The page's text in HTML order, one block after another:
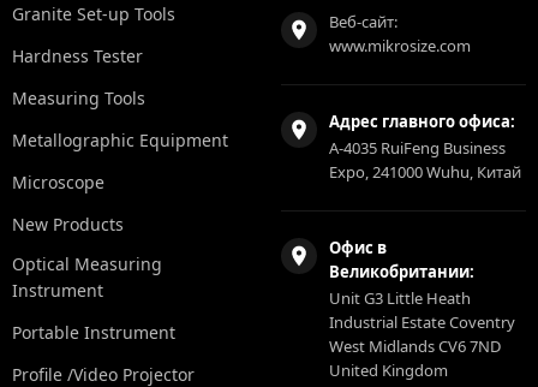
Granite Set-up Tools
Hardness Tester
Measuring Tools
Metallographic Equipment
Microscope
New Products
Optical Measuring
Instrument
Portable Instrument
Profile /Video Projector
Веб-сайт:
www.mikrosize.com
Адрес главного офиса:
A-4035 RuiFeng Business
Expo, 241000 Wuhu, Китай
Офис в
Великобритании:
Unit G3 Little Heath
Industrial Estate Coventry
West Midlands CV6 7ND
United Kingdom